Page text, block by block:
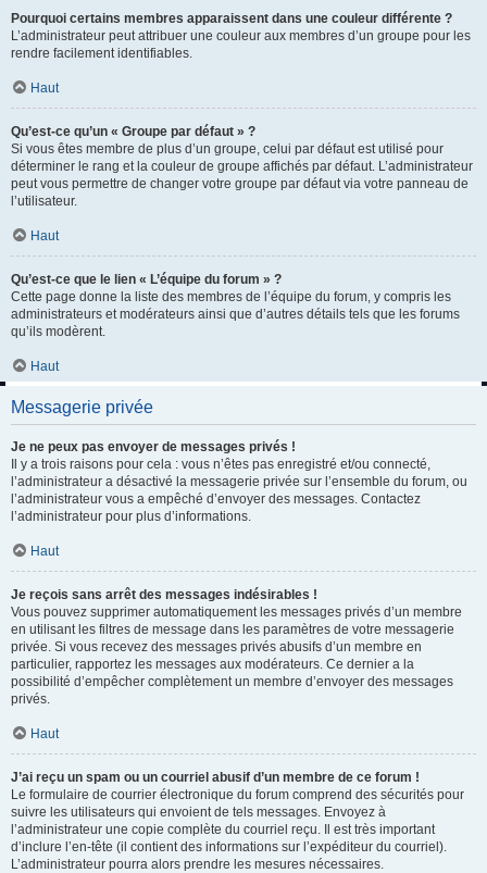
Pourquoi certains membres apparaissent dans une couleur différente ?
L’administrateur peut attribuer une couleur aux membres d’un groupe pour les
rendre facilement identifiables.
Haut
Qu’est-ce qu’un « Groupe par défaut » ?
Si vous êtes membre de plus d’un groupe, celui par défaut est utilisé pour
déterminer le rang et la couleur de groupe affichés par défaut. L’administrateur
peut vous permettre de changer votre groupe par défaut via votre panneau de
l’utilisateur.
Haut
Qu’est-ce que le lien « L’équipe du forum » ?
Cette page donne la liste des membres de l’équipe du forum, y compris les
administrateurs et modérateurs ainsi que d’autres détails tels que les forums
qu’ils modèrent.
Haut
Messagerie privée
Je ne peux pas envoyer de messages privés !
Il y a trois raisons pour cela : vous n’êtes pas enregistré et/ou connecté,
l’administrateur a désactivé la messagerie privée sur l’ensemble du forum, ou
l’administrateur vous a empêché d’envoyer des messages. Contactez
l’administrateur pour plus d’informations.
Haut
Je reçois sans arrêt des messages indésirables !
Vous pouvez supprimer automatiquement les messages privés d’un membre
en utilisant les filtres de message dans les paramètres de votre messagerie
privée. Si vous recevez des messages privés abusifs d’un membre en
particulier, rapportez les messages aux modérateurs. Ce dernier a la
possibilité d’empêcher complètement un membre d’envoyer des messages
privés.
Haut
J’ai reçu un spam ou un courriel abusif d’un membre de ce forum !
Le formulaire de courrier électronique du forum comprend des sécurités pour
suivre les utilisateurs qui envoient de tels messages. Envoyez à
l’administrateur une copie complète du courriel reçu. Il est très important
d’inclure l’en-tête (il contient des informations sur l’expéditeur du courriel).
L’administrateur pourra alors prendre les mesures nécessaires.